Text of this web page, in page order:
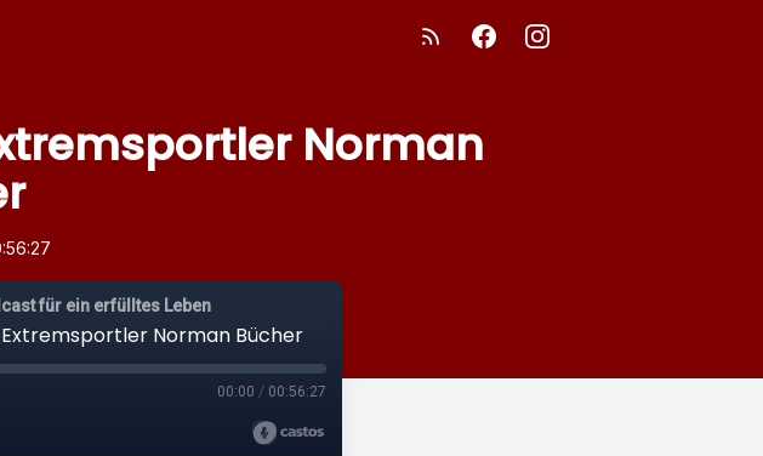
Norman
für ein erfülltes Leben
Norman Bücher
00:00 / 00:56:27